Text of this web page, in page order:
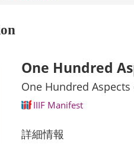
One Hundred
One Hundred
IIIF Manifest
詳細情報